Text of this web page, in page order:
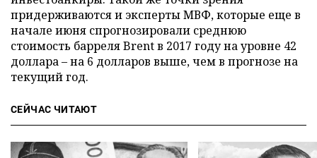
придерживаются и эксперты МВФ, которые еще в
начале июня спрогнозировали среднюю
стоимость барреля Brent в 2017 году на уровне 42
доллара – на 6 долларов выше, чем в прогнозе на
текущий год.
СЕЙЧАС ЧИТАЮТ